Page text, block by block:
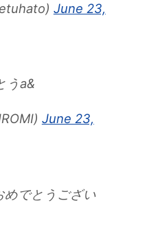
June 23,
うa&
June 23,
めでとうござい